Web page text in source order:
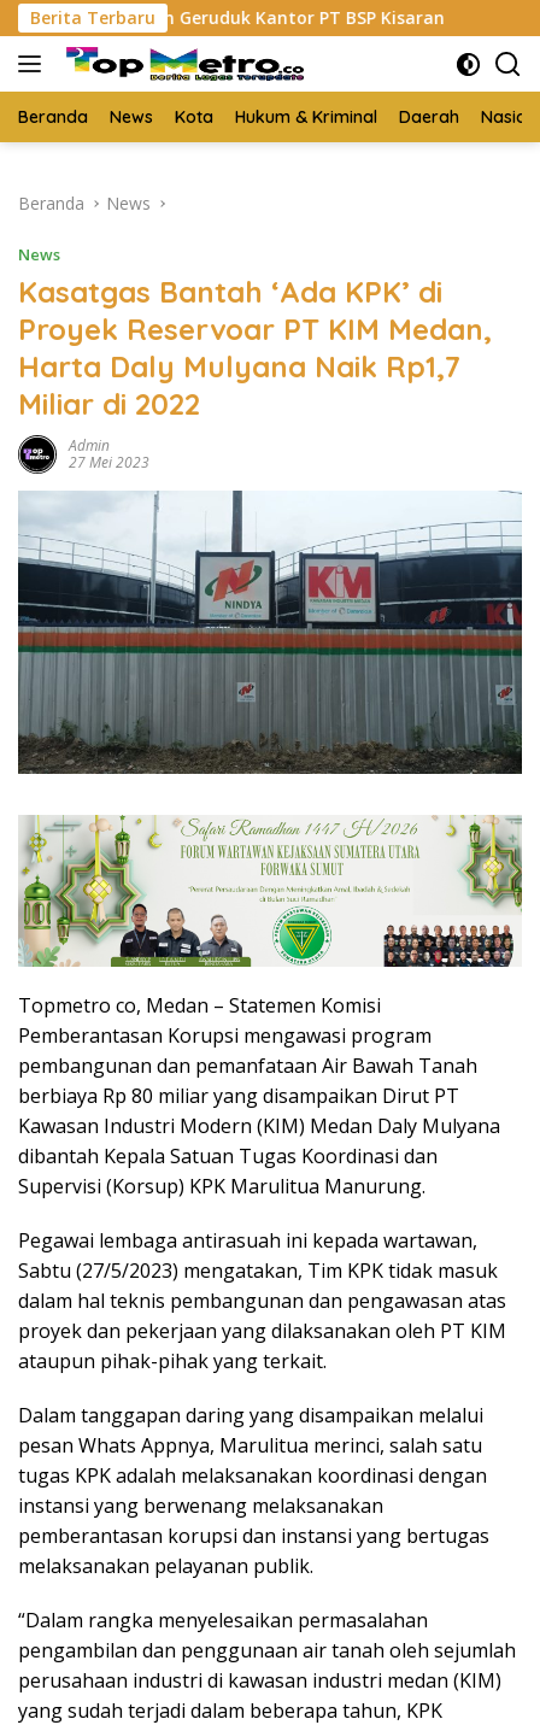
Langsung
ke
konten
Berita Terbaru
Kantor PT BSP Kisaran Budi Yanto SH Dilantik
Beranda News Kota Hukum & Kriminal Daerah
Beranda News
News
Kasatgas Bantah ‘Ada KPK’ di
Proyek Reservoar PT KIM Medan,
Harta Daly Mulyana Naik Rp1,7
Miliar di 2022
Admin
27 Mei 2023
Topmetro co, Medan – Statemen Komisi
Pemberantasan Korupsi mengawasi program
pembangunan dan pemanfataan Air Bawah Tanah
berbiaya Rp 80 miliar yang disampaikan Dirut PT
Kawasan Industri Modern (KIM) Medan Daly Mulyana
dibantah Kepala Satuan Tugas Koordinasi dan
Supervisi (Korsup) KPK Marulitua Manurung.
Pegawai lembaga antirasuah ini kepada wartawan,
Sabtu (27/5/2023) mengatakan, Tim KPK tidak masuk
dalam hal teknis pembangunan dan pengawasan atas
proyek dan pekerjaan yang dilaksanakan oleh PT KIM
ataupun pihak-pihak yang terkait.
Dalam tanggapan daring yang disampaikan melalui
pesan Whats Appnya, Marulitua merinci, salah satu
tugas KPK adalah melaksanakan koordinasi dengan
instansi yang berwenang melaksanakan
pemberantasan korupsi dan instansi yang bertugas
melaksanakan pelayanan publik.
“Dalam rangka menyelesaikan permasalahan
pengambilan dan penggunaan air tanah oleh sejumlah
perusahaan industri di kawasan industri medan (KIM)
yang sudah terjadi dalam beberapa tahun, KPK